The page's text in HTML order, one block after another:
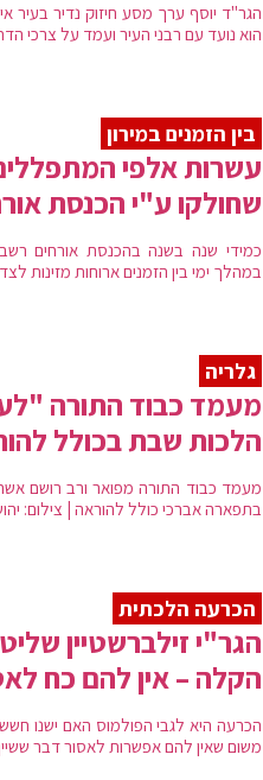
הגר"ד יוסף ערך מסע חיזוק נדיר בעיר
הוא נועד עם רבני העיר ועמד על צרכי
בין הזמנים במירון
עשרות אלפי
שחולקו ע"י הכנסת
כמידי שנה בשנה בהכנסת אורחים
במהלך ימי בין הזמנים ארוחות מזינות
גלריה
מעמד כבוד התורה
הלכות שבת בכולל
מעמד כבוד התורה מפואר ורב רושם
בתפארה אברכי כולל להוראה | צילום:
הכרעה הלכתית
הגר"י זילברשטיין
הקלה – אין להם כח
הכרעה היא לגבי הפולמוס האם ישנו
משום שאין להם אפשרות לאסור דבר